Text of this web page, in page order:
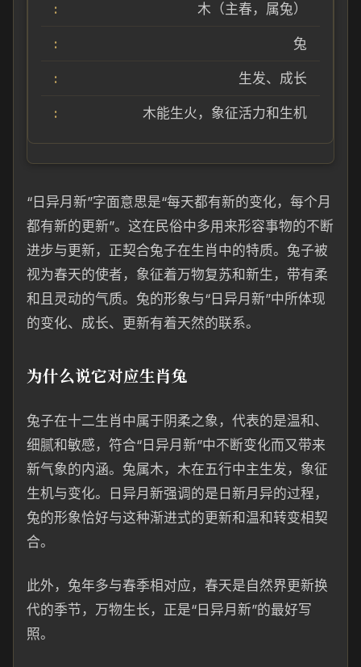
木（主春，属兔）
兔
生发、成长
木能生火，象征活力和生机
“日异月新”字面意思是“每天都有新的变化，每个月
都有新的更新”。这在民俗中多用来形容事物的不断
进步与更新，正契合兔子在生肖中的特质。兔子被
视为春天的使者，象征着万物复苏和新生，带有柔
和且灵动的气质。兔的形象与“日异月新”中所体现
的变化、成长、更新有着天然的联系。
为什么说它对应生肖兔
兔子在十二生肖中属于阴柔之象，代表的是温和、
细腻和敏感，符合“日异月新”中不断变化而又带来
新气象的内涵。兔属木，木在五行中主生发，象征
生机与变化。日异月新强调的是日新月异的过程，
兔的形象恰好与这种渐进式的更新和温和转变相契
合。
此外，兔年多与春季相对应，春天是自然界更新换
代的季节，万物生长，正是“日异月新”的最好写
照。